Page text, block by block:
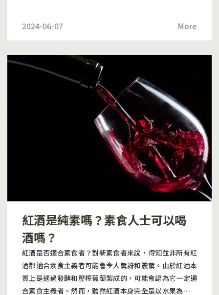
中，結合素食文化。在還原中秋月餅的經典滋味的前提
的月餅。採用低糖分和鹽分的配方，讓顧客能夠安心享
用，無負擔享受中秋節，為中秋節帶來新的選擇。立即選
購，享受健康中秋：
https://www.vegmarket.co/tc/restaurant
才華洋溢的素食唱作歌手—許澄許澄是新進的唱作歌手，
對音樂充滿熱誠，能歌善舞才華洋溢。她亦是一位素食
者，在專注音樂事業的同時熱衷於推廣素食文化。在去年
10月，她推 出了首張Debut album EP，大受好評更獲得
觀眾支持，令許澄勇於在音樂路上繼續創新，積極宣揚素
食流行文化，推廣健康素生活！實力歌喉伴素食佳餚百味
素同樣熱愛本地流行文化，有幸贊助許澄生日會，送上豐
富的素食到會，為香港本地流行文化出一分力。讓粉絲們
大飽口福的同時搭配許澄的落力演出，讓觀眾同步大飽
「耳」福。百味素相信用心製造的優質素食，可以讓粉絲
們感受到滿滿的快樂和滿足，而許澄用心準備的表演，就
完美傳遞了她對音樂的熱誠和對粉絲的感激。音樂與素食
完美結合，環環相扣，聯手創造這個難忘的音樂生日
會。 百味素期待未來能有更多機會與許澄甚至更多熱愛素
康的素食流行文化，推廣本地流行音樂！
2024-06-07 More
紅酒是純素嗎？素食人士可以喝
酒嗎？
紅酒是否適合素食者？對新素食者來說，得知並非所有紅
酒都適合素食主義者可能會令人驚訝和震驚。由於紅酒本
質上是通過發酵和壓榨葡萄製成的，可能會認為它一定適
合素食主義者。然而，雖然紅酒本身完全是以水果為基礎